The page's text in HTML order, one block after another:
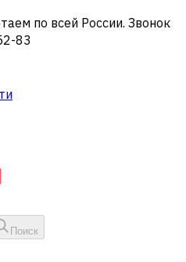
по всей России. Звонок
83
Поиск